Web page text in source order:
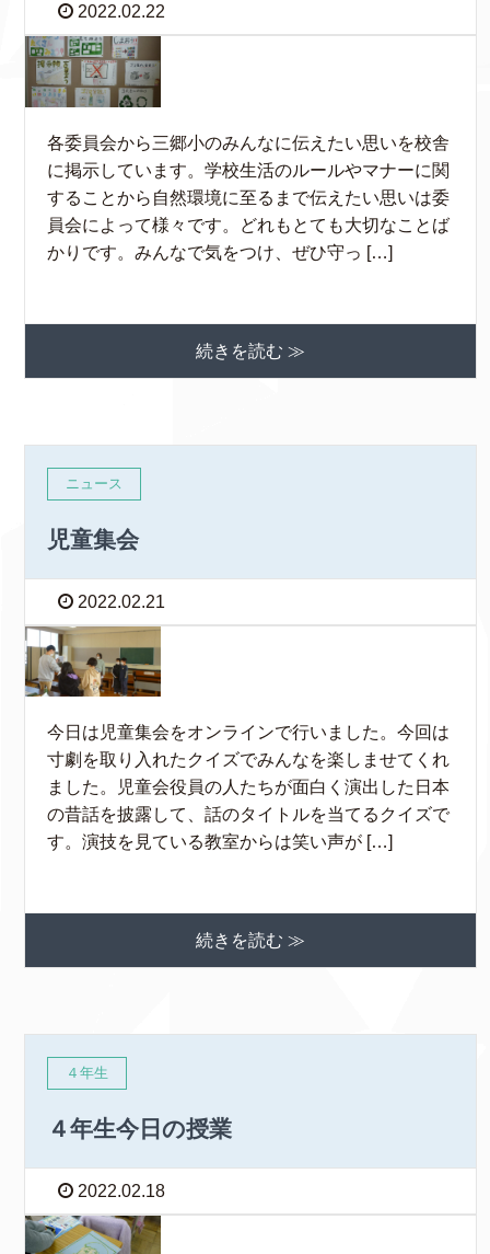
2022.02.22
各委員会から三郷小のみんなに伝えたい思いを校舎
に掲示しています。学校生活のルールやマナーに関
することから自然環境に至るまで伝えたい思いは委
員会によって様々です。どれもとても大切なことば
かりです。みんなで気をつけ、ぜひ守っ […]
続きを読む ≫
ニュース
児童集会
2022.02.21
今日は児童集会をオンラインで行いました。今回は
寸劇を取り入れたクイズでみんなを楽しませてくれ
ました。児童会役員の人たちが面白く演出した日本
の昔話を披露して、話のタイトルを当てるクイズで
す。演技を見ている教室からは笑い声が […]
続きを読む ≫
４年生
４年生今日の授業
2022.02.18